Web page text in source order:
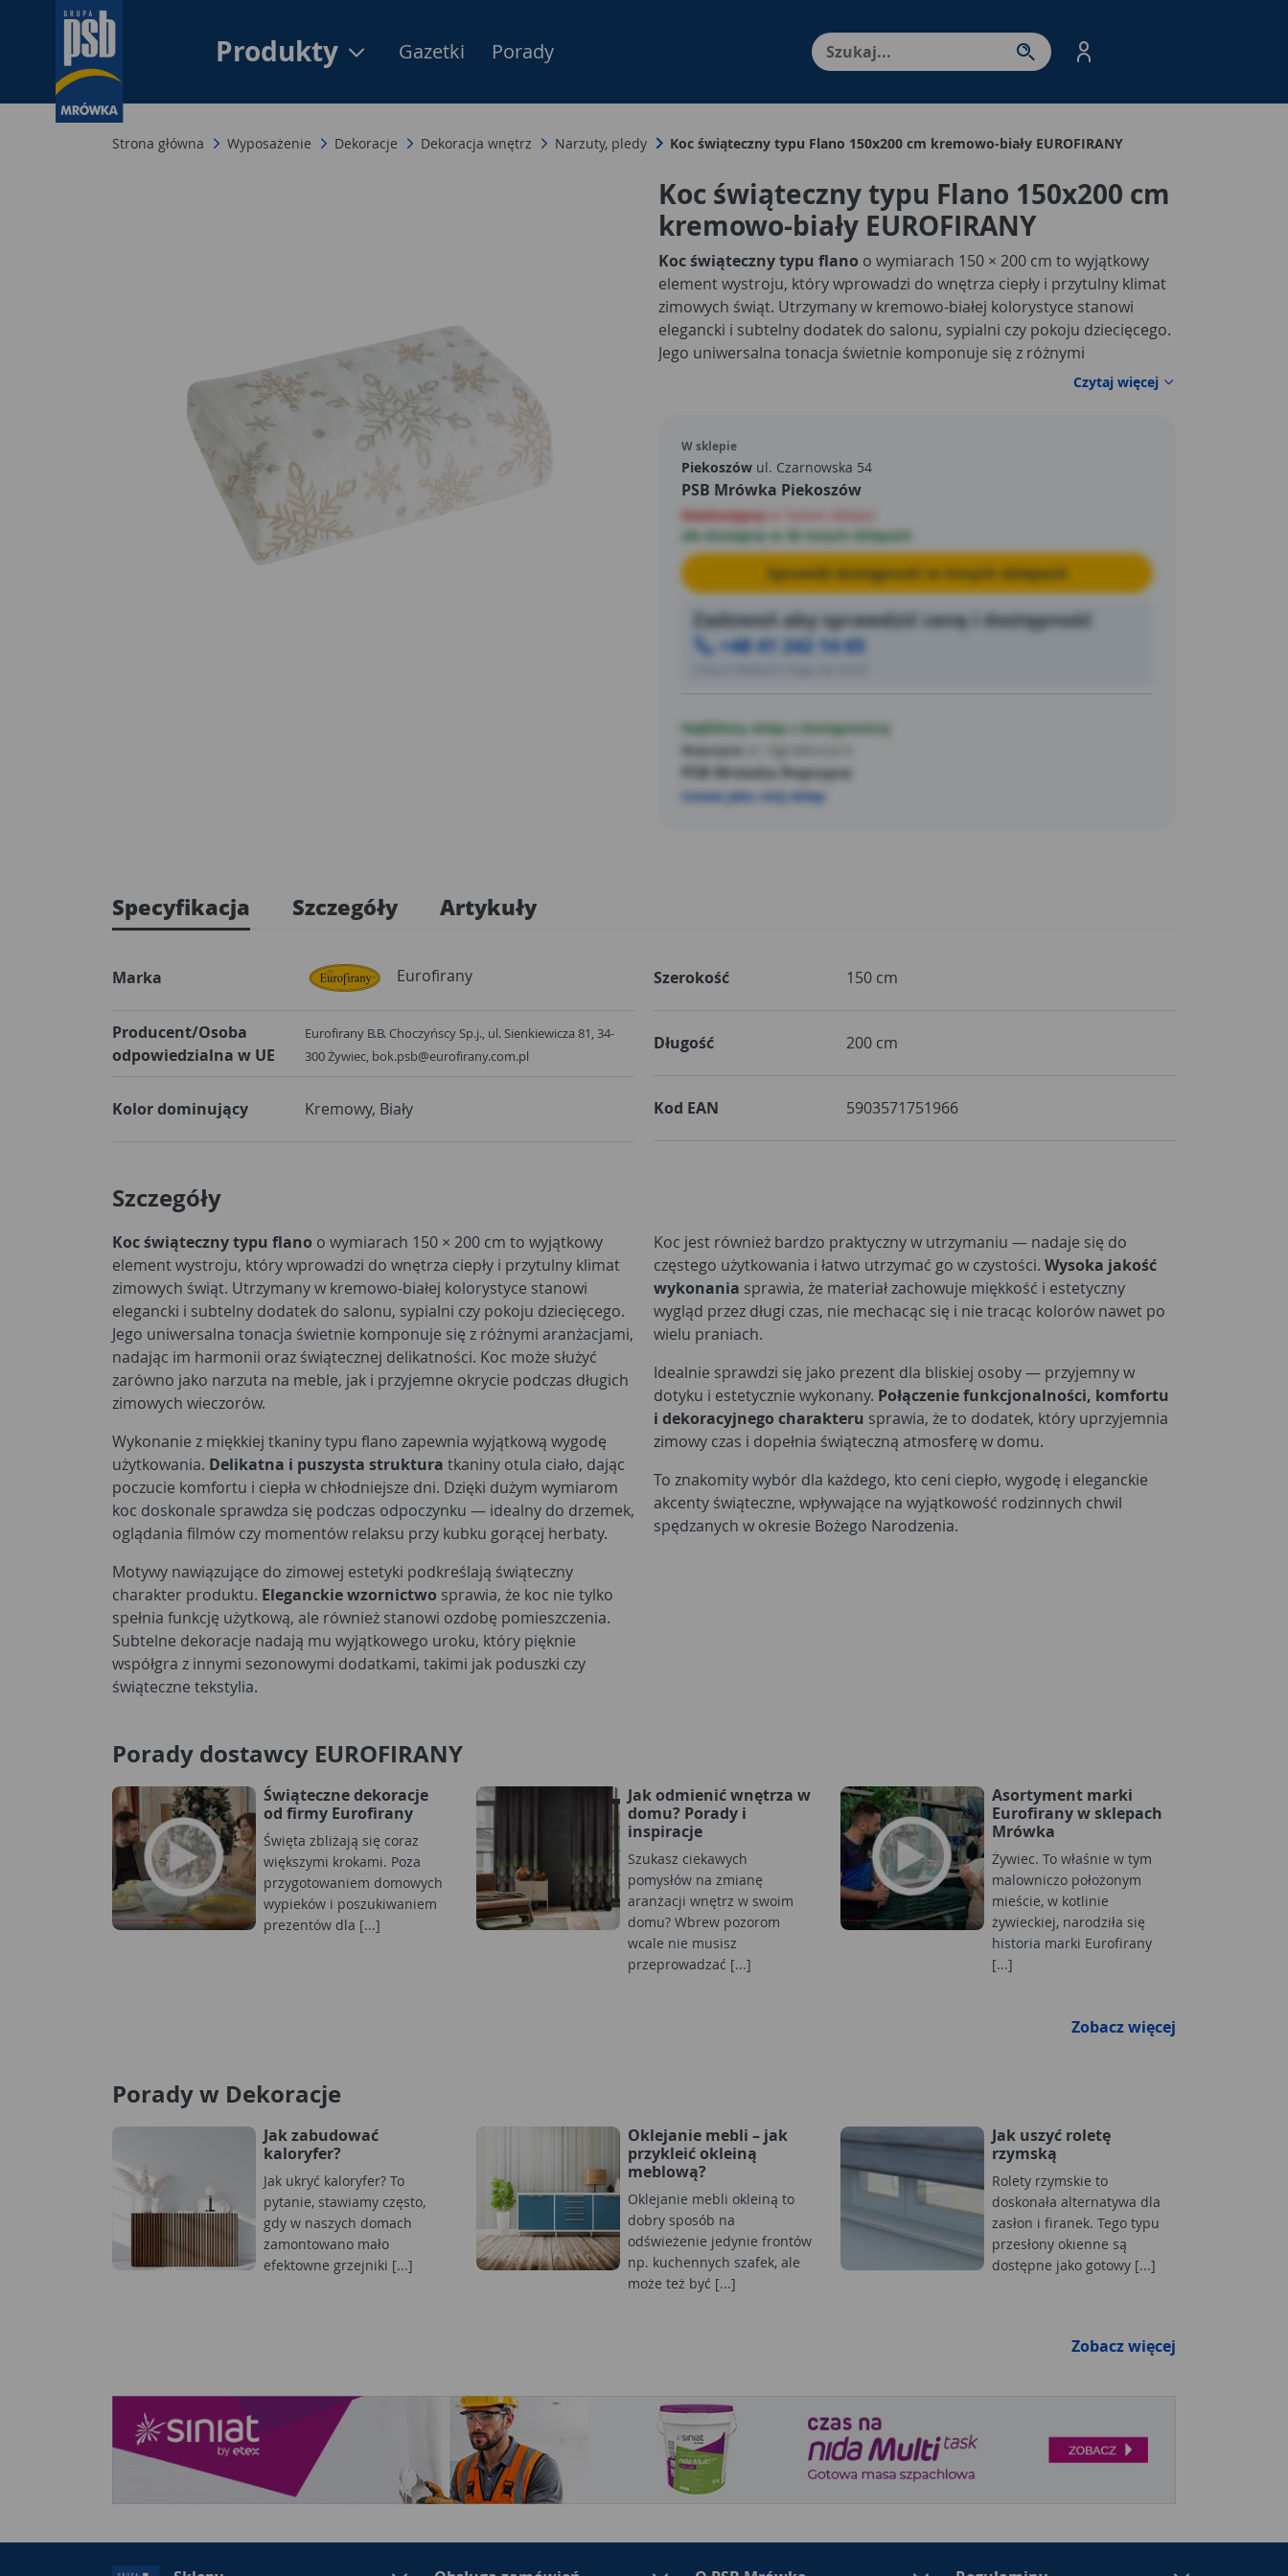
Produkty Menu Produktów, nawigacja: Enter - przejdź do strony produktów. Spacja – otwórz/
Gazetki Porady
Strona główna Wyposażenie Dekoracje Dekoracja wnętrz Narzuty, pledy Koc świąteczny typu Flano 150x200 cm kremowo-biały EUROFIRANY
Koc świąteczny typu Flano 150x200 cm
kremowo-biały EUROFIRANY
Koc świąteczny typu flano o wymiarach 150 × 200 cm to wyjątkowy
element wystroju, który wprowadzi do wnętrza ciepły i przytulny klimat
zimowych świąt. Utrzymany w kremowo-białej kolorystyce stanowi
elegancki i subtelny dodatek do salonu, sypialni czy pokoju dziecięcego.
Jego uniwersalna tonacja świetnie komponuje się z różnymi
aranżacjami, nadając im harmonii oraz świątecznej delikatności. Koc
Czytaj więcej
W sklepie
Piekoszów ul. Czarnowska 54
PSB Mrówka Piekoszów
Niedostępny w Twoim sklepie
ale dostępny w 30 innych sklepach
Sprawdź dostępność w innych sklepach
Zadzwoń aby sprawdzić cenę i dostępność
+48 41 242 14 65
Najbliższy sklep z dostępnością
Ropczyce
PSB Mrówka Ropczyce
Ustaw jako mój sklep
Specyfikacja Szczegóły Artykuły
Marka Eurofirany
Producent/Osoba
odpowiedzialna w UE
Eurofirany B.B. Choczyńscy Sp.j., ul. Sienkiewicza 81, 34-
300 Żywiec, bok.psb@eurofirany.com.pl
Kolor dominujący Kremowy, Biały
Szerokość 150 cm
Długość 200 cm
Kod EAN 5903571751966
Szczegóły
Koc świąteczny typu flano o wymiarach 150 × 200 cm to wyjątkowy
element wystroju, który wprowadzi do wnętrza ciepły i przytulny klimat
zimowych świąt. Utrzymany w kremowo-białej kolorystyce stanowi
elegancki i subtelny dodatek do salonu, sypialni czy pokoju dziecięcego.
Jego uniwersalna tonacja świetnie komponuje się z różnymi aranżacjami,
nadając im harmonii oraz świątecznej delikatności. Koc może służyć
zarówno jako narzuta na meble, jak i przyjemne okrycie podczas długich
zimowych wieczorów.
Wykonanie z miękkiej tkaniny typu flano zapewnia wyjątkową wygodę
użytkowania. Delikatna i puszysta struktura tkaniny otula ciało, dając
poczucie komfortu i ciepła w chłodniejsze dni. Dzięki dużym wymiarom
koc doskonale sprawdza się podczas odpoczynku — idealny do drzemek,
oglądania filmów czy momentów relaksu przy kubku gorącej herbaty.
Motywy nawiązujące do zimowej estetyki podkreślają świąteczny
charakter produktu. Eleganckie wzornictwo sprawia, że koc nie tylko
spełnia funkcję użytkową, ale również stanowi ozdobę pomieszczenia.
Subtelne dekoracje nadają mu wyjątkowego uroku, który pięknie
współgra z innymi sezonowymi dodatkami, takimi jak poduszki czy
świąteczne tekstylia.
Koc jest również bardzo praktyczny w utrzymaniu — nadaje się do
częstego użytkowania i łatwo utrzymać go w czystości. Wysoka jakość
wykonania sprawia, że materiał zachowuje miękkość i estetyczny
wygląd przez długi czas, nie mechacąc się i nie tracąc kolorów nawet po
wielu praniach.
Idealnie sprawdzi się jako prezent dla bliskiej osoby — przyjemny w
dotyku i estetycznie wykonany. Połączenie funkcjonalności, komfortu
i dekoracyjnego charakteru sprawia, że to dodatek, który uprzyjemnia
zimowy czas i dopełnia świąteczną atmosferę w domu.
To znakomity wybór dla każdego, kto ceni ciepło, wygodę i eleganckie
akcenty świąteczne, wpływające na wyjątkowość rodzinnych chwil
spędzanych w okresie Bożego Narodzenia.
Porady dostawcy EUROFIRANY
Świąteczne dekoracje
od firmy Eurofirany
Święta zbliżają się coraz
większymi krokami. Poza
przygotowaniem domowych
wypieków i poszukiwaniem
prezentów dla [...]
Jak odmienić wnętrza w
domu? Porady i
inspiracje
Szukasz ciekawych
pomysłów na zmianę
aranżacji wnętrz w swoim
domu? Wbrew pozorom
wcale nie musisz
przeprowadzać [...]
Asortyment marki
Eurofirany w sklepach
Mrówka
Żywiec. To właśnie w tym
malowniczo położonym
mieście, w kotlinie
żywieckiej, narodziła się
historia marki Eurofirany
[...]
Zobacz więcej
Porady w Dekoracje
Jak zabudować
kaloryfer?
Jak ukryć kaloryfer? To
pytanie, stawiamy często,
gdy w naszych domach
zamontowano mało
efektowne grzejniki [...]
Oklejanie mebli – jak
przykleić okleiną
meblową?
Oklejanie mebli okleiną to
dobry sposób na
odświeżenie jedynie frontów
np. kuchennych szafek, ale
może też być [...]
Jak uszyć roletę
rzymską
Rolety rzymskie to
doskonała alternatywa dla
zasłon i firanek. Tego typu
przesłony okienne są
dostępne jako gotowy [...]
Zobacz więcej